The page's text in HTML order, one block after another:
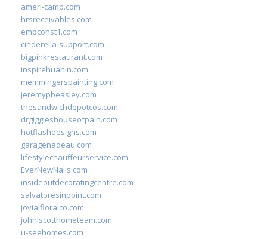
ameri-camp.com
hrsreceivables.com
empconst1.com
cinderella-support.com
bigpinkrestaurant.com
inspirehuahin.com
memmingerspainting.com
jeremypbeasley.com
thesandwichdepotcos.com
drgiggleshouseofpain.com
hotflashdesigns.com
garagenadeau.com
lifestylechauffeurservice.com
EverNewNails.com
insideoutdecoratingcentre.com
salvatoresinpoint.com
jovialfloralco.com
johnlscotthometeam.com
u-seehomes.com